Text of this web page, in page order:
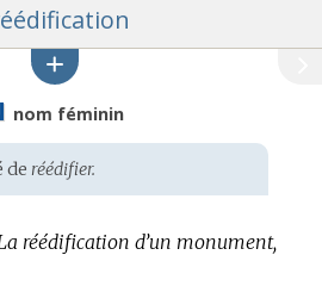
nom féminin
de réédifier.
réédification d’un monument,